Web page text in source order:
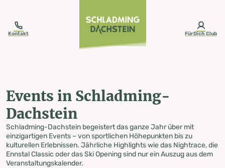
Kontakt FürDich Club
Events in Schladming-
Dachstein
Schladming-Dachstein begeistert das ganze Jahr über mit
einzigartigen Events – von sportlichen Höhepunkten bis zu
kulturellen Erlebnissen. Jährliche Highlights wie das Nightrace, die
Ennstal Classic oder das Ski Opening sind nur ein Auszug aus dem
Veranstaltungskalender.